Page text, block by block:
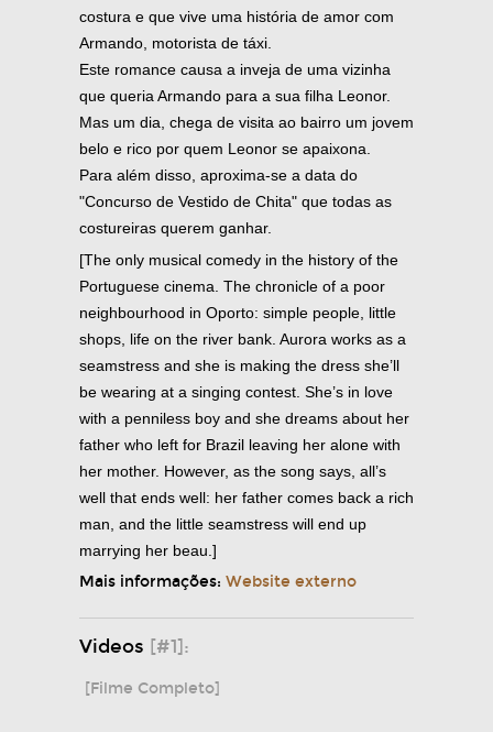
costura e que vive uma história de amor com
Armando, motorista de táxi.
Este romance causa a inveja de uma vizinha
que queria Armando para a sua filha Leonor.
Mas um dia, chega de visita ao bairro um jovem
belo e rico por quem Leonor se apaixona.
Para além disso, aproxima-se a data do
"Concurso de Vestido de Chita" que todas as
costureiras querem ganhar.
[The only musical comedy in the history of the
Portuguese cinema. The chronicle of a poor
neighbourhood in Oporto: simple people, little
shops, life on the river bank. Aurora works as a
seamstress and she is making the dress she’ll
be wearing at a singing contest. She’s in love
with a penniless boy and she dreams about her
father who left for Brazil leaving her alone with
her mother. However, as the song says, all’s
well that ends well: her father comes back a rich
man, and the little seamstress will end up
marrying her beau.]
Mais informações: Website externo
Videos [#1]:
[Filme Completo]